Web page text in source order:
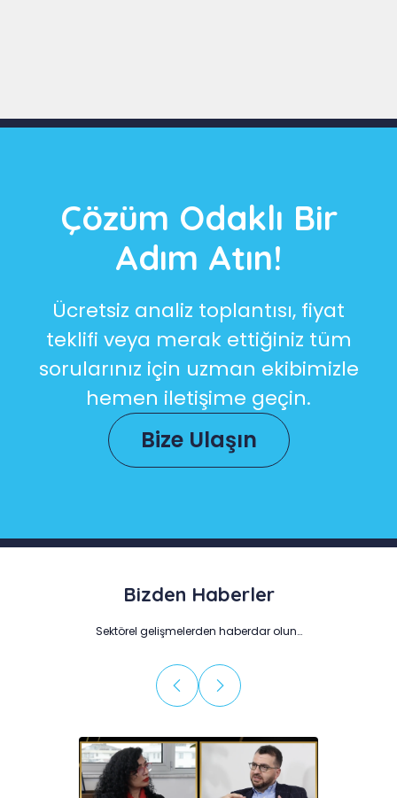
Çözüm Odaklı Bir
Adım Atın!
Ücretsiz analiz toplantısı, fiyat
teklifi veya merak ettiğiniz tüm
sorularınız için uzman ekibimizle
hemen iletişime geçin.
Bize Ulaşın
Bizden Haberler
Sektörel gelişmelerden haberdar olun…